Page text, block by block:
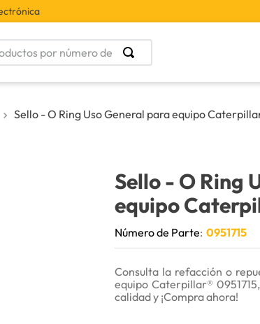
por número de parte
Sello - O Ring Uso General para equipo
Sello - O Ring
equipo
Número de Parte: 0951715
Consulta la refacción o
equipo Caterpillar®
calidad y ¡Compra ahora!